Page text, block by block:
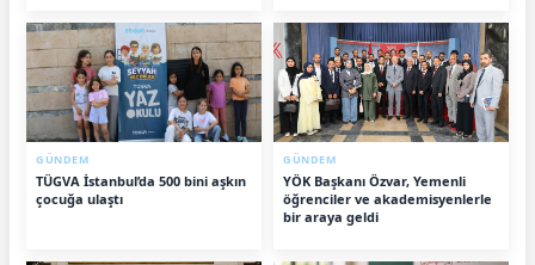
GÜNDEM
TÜGVA İstanbul’da 500 bini aşkın
çocuğa ulaştı
GÜNDEM
YÖK Başkanı Özvar, Yemenli
öğrenciler ve akademisyenlerle
bir araya geldi